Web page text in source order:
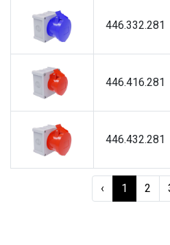
446.332.281
446.416.281
446.432.281
‹ 1 2